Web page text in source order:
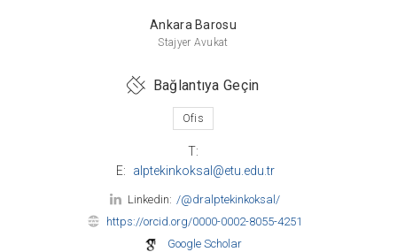
Ankara Barosu
Stajyer Avukat
Bağlantıya Geçin
Ofis
T:
E:
alptekinkoksal@etu.edu.tr
Linkedin: /@dralptekinkoksal/
https://orcid.org/0000-0002-8055-4251
Google Scholar